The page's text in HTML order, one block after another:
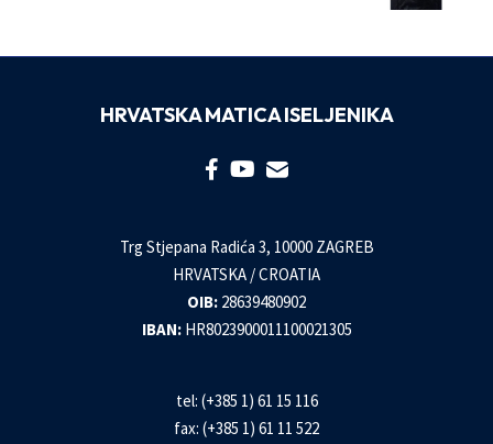
HRVATSKA MATICA ISELJENIKA
Trg Stjepana Radića 3, 10000 ZAGREB
HRVATSKA / CROATIA
OIB: 28639480902
IBAN: HR8023900011100021305
tel: (+385 1) 61 15 116
fax: (+385 1) 61 11 522